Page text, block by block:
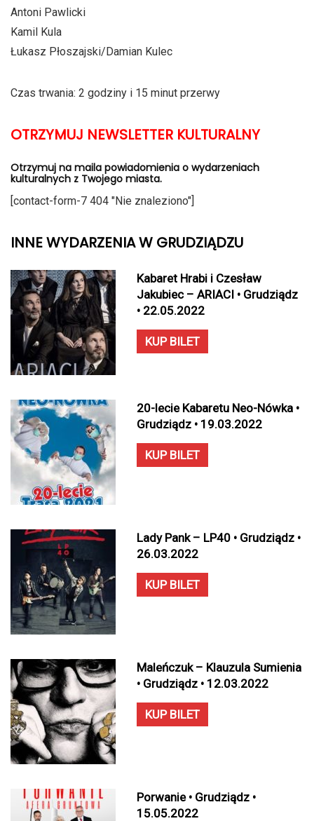
Antoni Pawlicki
Kamil Kula
Łukasz Płoszajski/Damian Kulec
Czas trwania: 2 godziny i 15 minut przerwy
OTRZYMUJ NEWSLETTER KULTURALNY
Otrzymuj na maila powiadomienia o wydarzeniach
kulturalnych z Twojego miasta.
[contact-form-7 404 "Nie znaleziono"]
INNE WYDARZENIA W GRUDZIĄDZU
Kabaret Hrabi i Czesław
Jakubiec – ARIACI • Grudziądz
• 22.05.2022
KUP BILET
20-lecie Kabaretu Neo-Nówka •
Grudziądz • 19.03.2022
KUP BILET
Lady Pank – LP40 • Grudziądz •
26.03.2022
KUP BILET
Maleńczuk – Klauzula Sumienia
• Grudziądz • 12.03.2022
KUP BILET
Porwanie • Grudziądz •
15.05.2022